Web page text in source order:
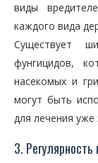
виды
каждого вида
Существует
фунгицидов,
насекомых и
могут быть
для лечения уже
3.